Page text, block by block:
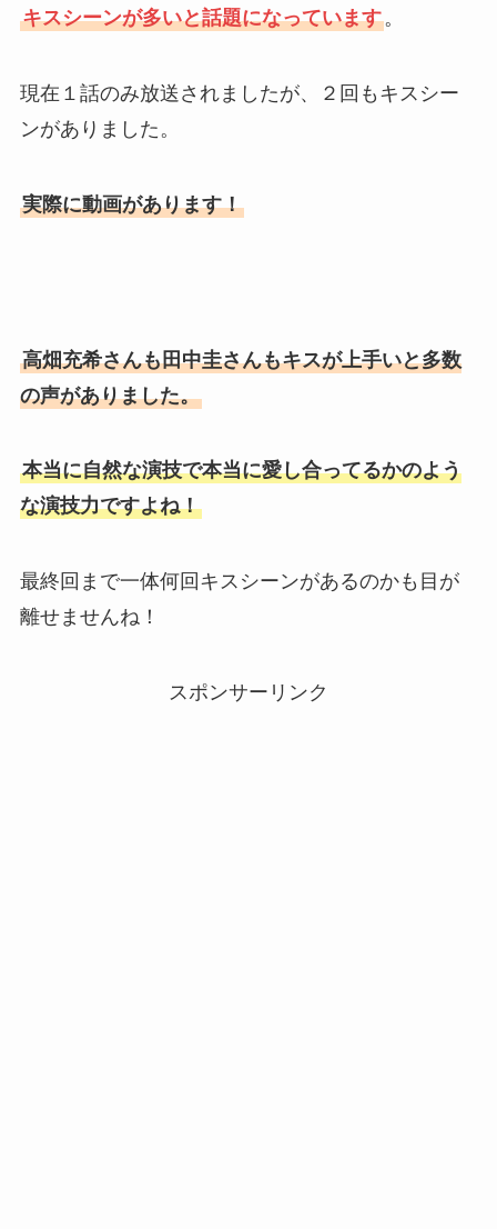
キスシーンが多いと話題になっています。
現在１話のみ放送されましたが、２回もキスシー
ンがありました。
実際に動画があります！
高畑充希さんも田中圭さんもキスが上手いと多数
の声がありました。
本当に自然な演技で本当に愛し合ってるかのよう
な演技力ですよね！
最終回まで一体何回キスシーンがあるのかも目が
離せませんね！
スポンサーリンク